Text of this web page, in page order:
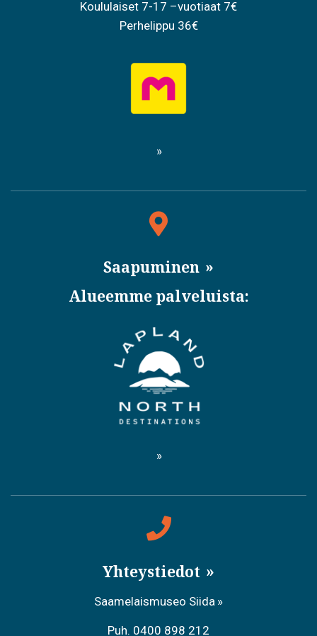
Koululaiset 7-17 –vuotiaat 7€
Perhelippu 36€
Saapuminen
Alueemme palveluista:
Yhteystiedot
Saamelaismuseo Siida
Puh. 0400 898 212